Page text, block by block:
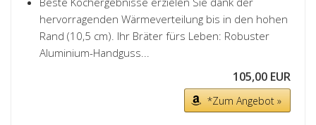
hervorragenden Wärmeverteilung bis in den hohen
Rand (10,5 cm). Ihr Bräter fürs Leben: Robuster
Aluminium-Handguss...
105,00 EUR
*Zum Angebot »